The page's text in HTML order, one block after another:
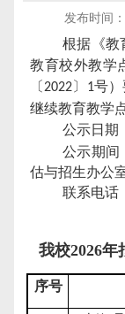
发布时间
根据《教
教育校外教学
〔 2022〕 1号
继续教育教学
公示日期
公示期间
估与招生办公
联系电话
我校2026年
序号